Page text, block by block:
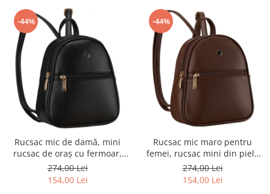
-44%
Rucsac mic de damă, mini
rucsac de oraș cu fermoar,
piele ecologică neagră -
Peterson PTR-PTN MX03-P-
7731
274,00 Lei
154,00 Lei
-44%
Rucsac mic maro pentru
femei, rucsac mini din piele
ecologică, la modă cu fermoar
- Peterson
274,00 Lei
154,00 Lei